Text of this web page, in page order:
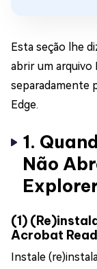
Esta seção lhe
abrir um arquivo
separadamente
Edge.
1.
Não
(1)
Acrobat
Instale